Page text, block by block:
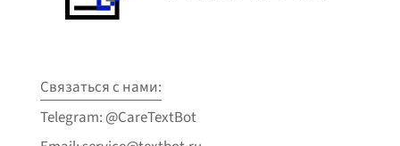
Связаться с нами:
Telegram: @CareTextBot